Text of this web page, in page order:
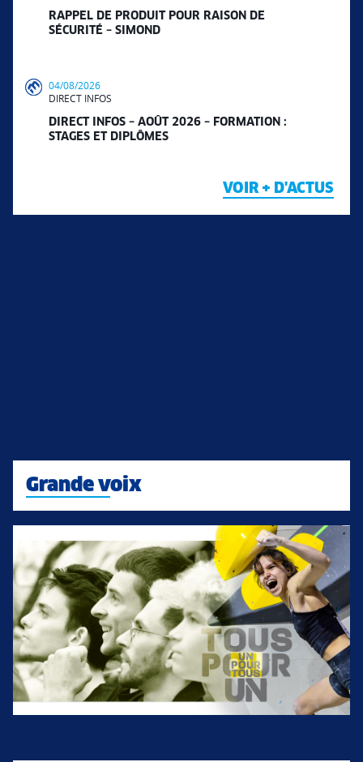
RAPPEL DE PRODUIT POUR RAISON DE
SÉCURITÉ – SIMOND
04/08/2026
DIRECT INFOS
DIRECT INFOS – AOÛT 2026 – FORMATION :
STAGES ET DIPLÔMES
VOIR + D'ACTUS
Grande voix